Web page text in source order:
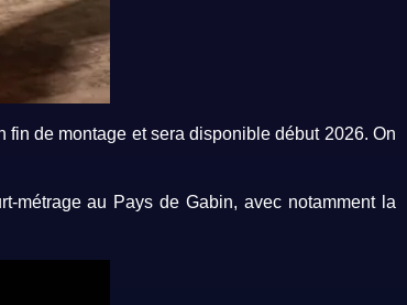
de montage et sera disponible début 2026. On
métrage au Pays de Gabin, avec notamment la